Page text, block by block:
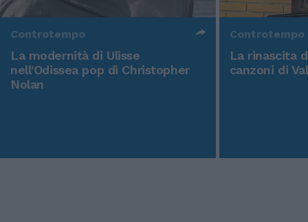
Controtempo
La modernità di Ulisse
nell'Odissea pop di Christopher
Nolan
Controtempo
La rinascita
canzoni di